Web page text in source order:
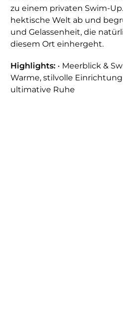
zu einem privaten Swim-
hektische Welt ab und
und Gelassenheit, die
diesem Ort einhergeht.
Highlights: • Meerblick &
Warme, stilvolle
ultimative Ruhe